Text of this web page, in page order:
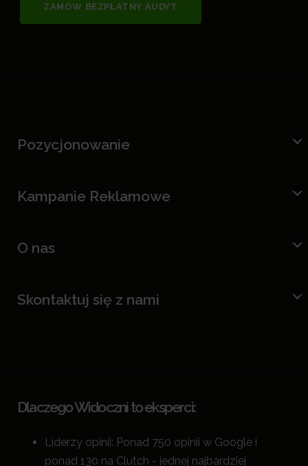
ZAMÓW BEZPŁATNY AUDYT
Pozycjonowanie
Kampanie Reklamowe
O nas
Skontaktuj się z nami
Dlaczego Widoczni to eksperci:
Liderzy opinii: Ponad 750 opinii w Google i
ponad 130 na Clutch - jednej najbardziej